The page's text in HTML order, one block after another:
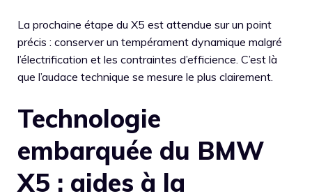
La prochaine étape du X5 est attendue sur un point
précis : conserver un tempérament dynamique malgré
l’électrification et les contraintes d’efficience. C’est là
que l’audace technique se mesure le plus clairement.
Technologie
embarquée du BMW
X5 : aides à la